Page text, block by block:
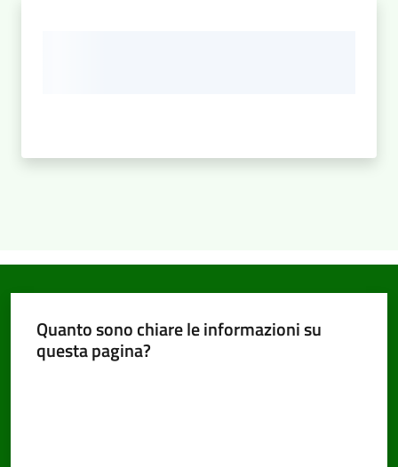
Quanto sono chiare le informazioni su
questa pagina?